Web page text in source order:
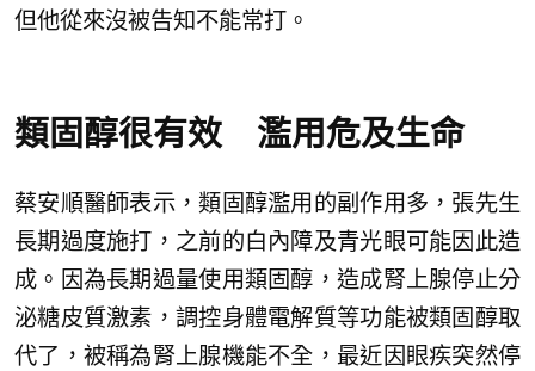
但他從來沒被告知不能常打。
類固醇很有效 濫用危及生命
蔡安順醫師表示，類固醇濫用的副作用多，張先生
長期過度施打，之前的白內障及青光眼可能因此造
成。因為長期過量使用類固醇，造成腎上腺停止分
泌糖皮質激素，調控身體電解質等功能被類固醇取
代了，被稱為腎上腺機能不全，最近因眼疾突然停